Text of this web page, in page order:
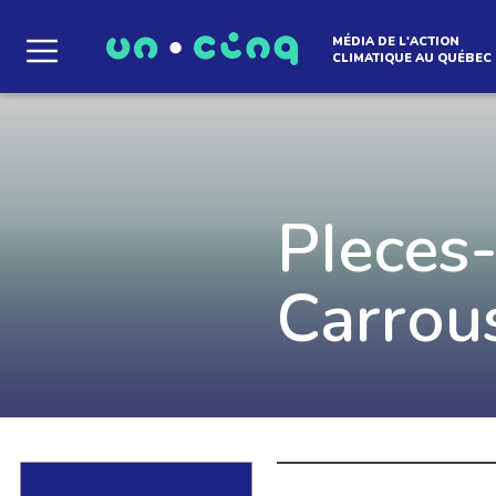
Le média qui
notre infolettre pour découvrir des initiatives
qui créent le mouvement.
MÉDIA DE L'ACTION
CLIMATIQUE AU QUÉBEC